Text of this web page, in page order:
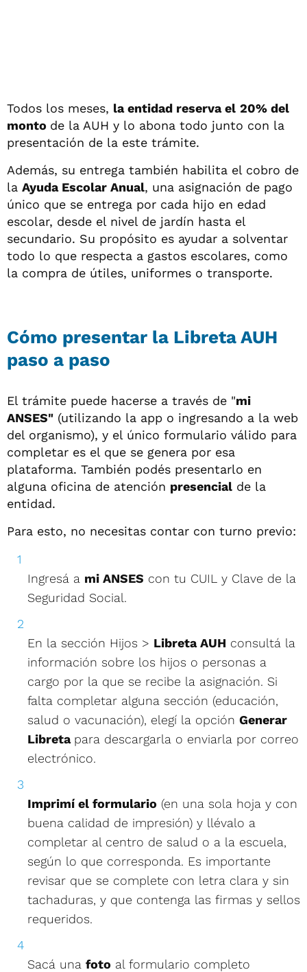
Todos los meses, la entidad reserva el 20% del
monto de la AUH y lo abona todo junto con la
presentación de la este trámite.
Además, su entrega también habilita el cobro de
la Ayuda Escolar Anual, una asignación de pago
único que se entrega por cada hijo en edad
escolar, desde el nivel de jardín hasta el
secundario. Su propósito es ayudar a solventar
todo lo que respecta a gastos escolares, como
la compra de útiles, uniformes o transporte.
Cómo presentar la Libreta AUH
paso a paso
El trámite puede hacerse a través de "mi
ANSES" (utilizando la app o ingresando a la web
del organismo), y el único formulario válido para
completar es el que se genera por esa
plataforma. También podés presentarlo en
alguna oficina de atención presencial de la
entidad.
Para esto, no necesitas contar con turno previo:
Ingresá a mi ANSES con tu CUIL y Clave de la
Seguridad Social.
En la sección Hijos > Libreta AUH consultá la
información sobre los hijos o personas a
cargo por la que se recibe la asignación. Si
falta completar alguna sección (educación,
salud o vacunación), elegí la opción Generar
Libreta para descargarla o enviarla por correo
electrónico.
Imprimí el formulario (en una sola hoja y con
buena calidad de impresión) y llévalo a
completar al centro de salud o a la escuela,
según lo que corresponda. Es importante
revisar que se complete con letra clara y sin
tachaduras, y que contenga las firmas y sellos
requeridos.
Sacá una foto al formulario completo